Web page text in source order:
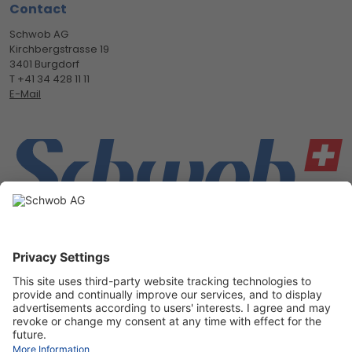
Contact
Schwob AG
Kirchbergstrasse 19
3401 Burgdorf
T +41 34 428 11 11
E-Mail
Suivez nous